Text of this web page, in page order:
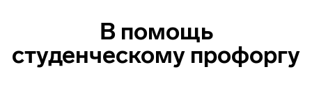
В помощь
студенческому профоргу